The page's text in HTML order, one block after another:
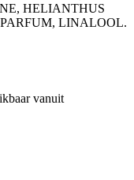
HELIANTHUS
LINALOOL.
vanuit